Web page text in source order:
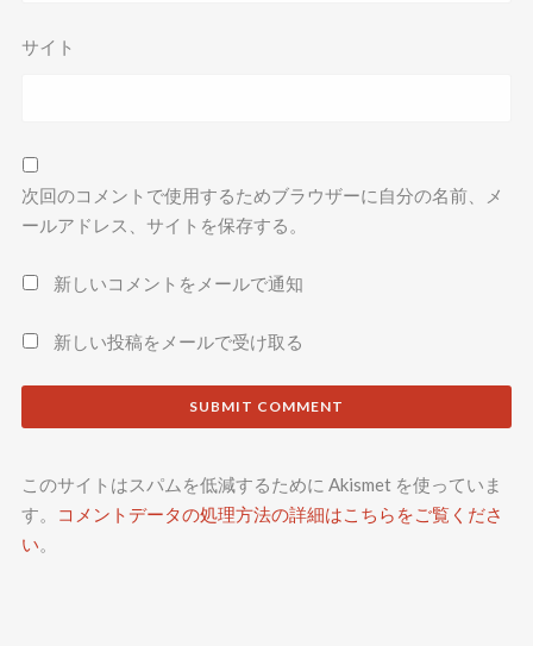
サイト
次回のコメントで使用するためブラウザーに自分の名前、メ
ールアドレス、サイトを保存する。
新しいコメントをメールで通知
新しい投稿をメールで受け取る
このサイトはスパムを低減するために Akismet を使っていま
す。
コメントデータの処理方法の詳細はこちらをご覧くださ
い。